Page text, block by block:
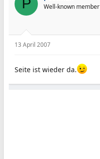
P Well-known member
13 April 2007
Seite ist wieder da.